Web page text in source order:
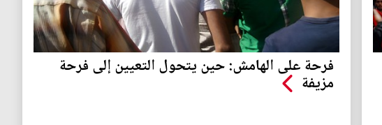
فرحة على الهامش: حين يتحول التعيين إلى فرحة
مزيفة